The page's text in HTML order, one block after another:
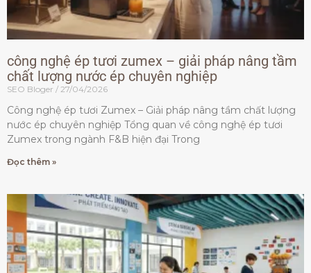
công nghệ ép tươi zumex – giải pháp nâng tầm
chất lượng nước ép chuyên nghiệp
SEO Bloger 27/04/2026
Công nghệ ép tươi Zumex – Giải pháp nâng tầm chất lượng
nước ép chuyên nghiệp Tổng quan về công nghệ ép tươi
Zumex trong ngành F&B hiện đại Trong
Đọc thêm »